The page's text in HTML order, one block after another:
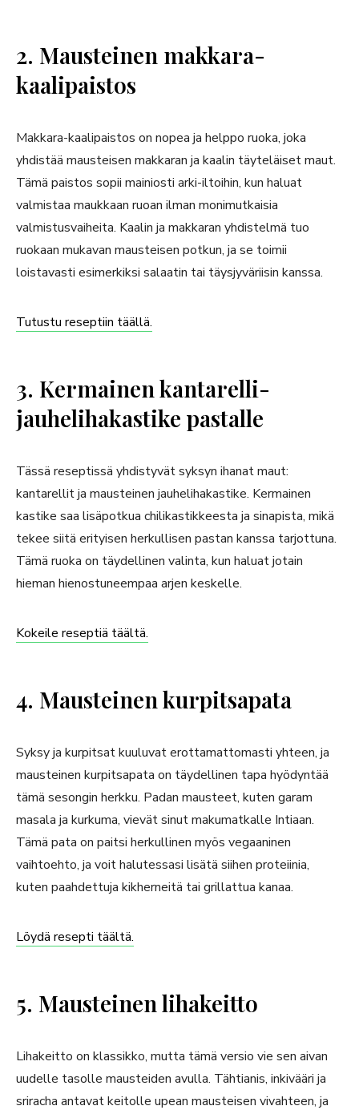
2. Mausteinen makkara-
kaalipaistos
Makkara-kaalipaistos on nopea ja helppo ruoka, joka
yhdistää mausteisen makkaran ja kaalin täyteläiset maut.
Tämä paistos sopii mainiosti arki-iltoihin, kun haluat
valmistaa maukkaan ruoan ilman monimutkaisia
valmistusvaiheita. Kaalin ja makkaran yhdistelmä tuo
ruokaan mukavan mausteisen potkun, ja se toimii
loistavasti esimerkiksi salaatin tai täysjyväriisin kanssa.
Tutustu reseptiin täällä.
3. Kermainen kantarelli-
jauhelihakastike pastalle
Tässä reseptissä yhdistyvät syksyn ihanat maut:
kantarellit ja mausteinen jauhelihakastike. Kermainen
kastike saa lisäpotkua chilikastikkeesta ja sinapista, mikä
tekee siitä erityisen herkullisen pastan kanssa tarjottuna.
Tämä ruoka on täydellinen valinta, kun haluat jotain
hieman hienostuneempaa arjen keskelle.
Kokeile reseptiä täältä.
4. Mausteinen kurpitsapata
Syksy ja kurpitsat kuuluvat erottamattomasti yhteen, ja
mausteinen kurpitsapata on täydellinen tapa hyödyntää
tämä sesongin herkku. Padan mausteet, kuten garam
masala ja kurkuma, vievät sinut makumatkalle Intiaan.
Tämä pata on paitsi herkullinen myös vegaaninen
vaihtoehto, ja voit halutessasi lisätä siihen proteiinia,
kuten paahdettuja kikherneitä tai grillattua kanaa.
Löydä resepti täältä.
5. Mausteinen lihakeitto
Lihakeitto on klassikko, mutta tämä versio vie sen aivan
uudelle tasolle mausteiden avulla. Tähtianis, inkivääri ja
sriracha antavat keitolle upean mausteisen vivahteen, ja